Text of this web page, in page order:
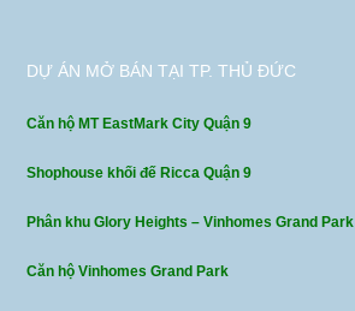
DỰ ÁN MỞ BÁN TẠI TP. THỦ ĐỨC
Căn hộ MT EastMark City Quận 9
Shophouse khối đế Ricca Quận 9
Phân khu Glory Heights – Vinhomes Grand Park
Căn hộ Vinhomes Grand Park